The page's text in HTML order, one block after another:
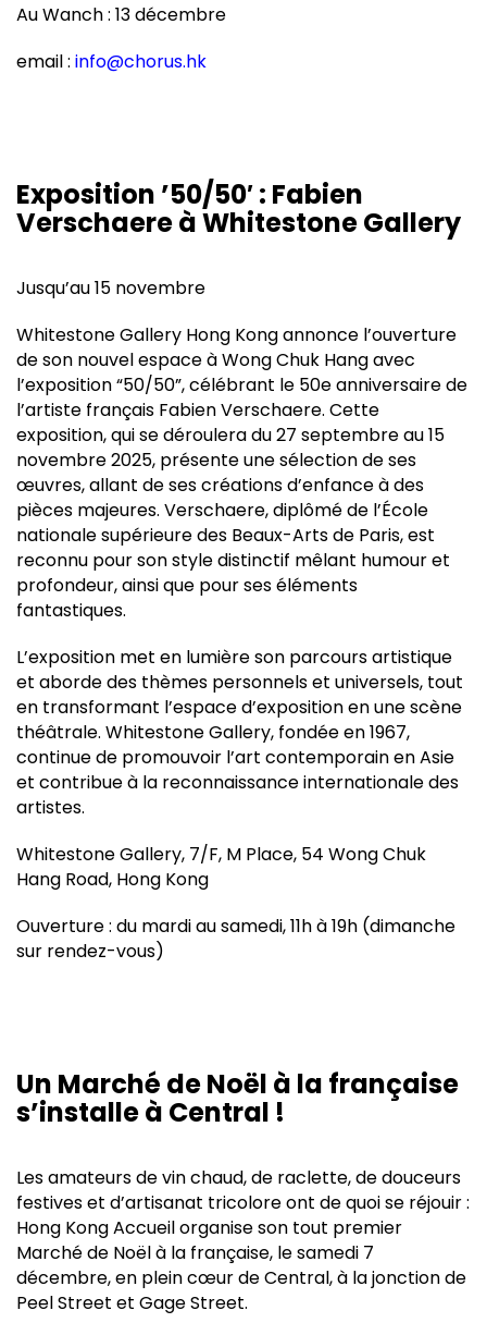
Au Wanch : 13 décembre
email : info@chorus.hk
Exposition ’50/50′ : Fabien
Verschaere à Whitestone Gallery
Jusqu’au 15 novembre
Whitestone Gallery Hong Kong annonce l’ouverture
de son nouvel espace à Wong Chuk Hang avec
l’exposition “50/50”, célébrant le 50e anniversaire de
l’artiste français Fabien Verschaere. Cette
exposition, qui se déroulera du 27 septembre au 15
novembre 2025, présente une sélection de ses
œuvres, allant de ses créations d’enfance à des
pièces majeures. Verschaere, diplômé de l’École
nationale supérieure des Beaux-Arts de Paris, est
reconnu pour son style distinctif mêlant humour et
profondeur, ainsi que pour ses éléments
fantastiques.
L’exposition met en lumière son parcours artistique
et aborde des thèmes personnels et universels, tout
en transformant l’espace d’exposition en une scène
théâtrale. Whitestone Gallery, fondée en 1967,
continue de promouvoir l’art contemporain en Asie
et contribue à la reconnaissance internationale des
artistes.
Whitestone Gallery, 7/F, M Place, 54 Wong Chuk
Hang Road, Hong Kong
Ouverture : du mardi au samedi, 11h à 19h (dimanche
sur rendez-vous)
Un Marché de Noël à la française
s’installe à Central !
Les amateurs de vin chaud, de raclette, de douceurs
festives et d’artisanat tricolore ont de quoi se réjouir :
Hong Kong Accueil organise son tout premier
Marché de Noël à la française, le samedi 7
décembre, en plein cœur de Central, à la jonction de
Peel Street et Gage Street.